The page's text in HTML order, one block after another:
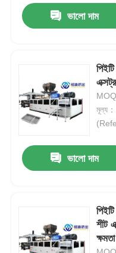
ভালো দাম
MOQ
মূল্য
ভালো দাম
শীট
ক্ষমতা